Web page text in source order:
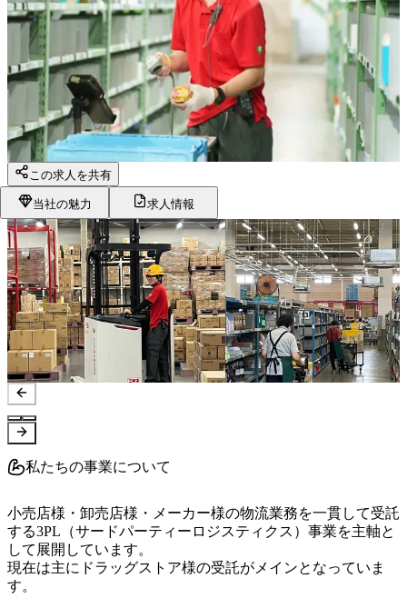
この求人を共有
当社の魅力 求人情報
私たちの事業について
小売店様・卸売店様・メーカー様の物流業務を一貫して受託
する3PL（サードパーティーロジスティクス）事業を主軸と
して展開しています。
現在は主にドラッグストア様の受託がメインとなっていま
す。